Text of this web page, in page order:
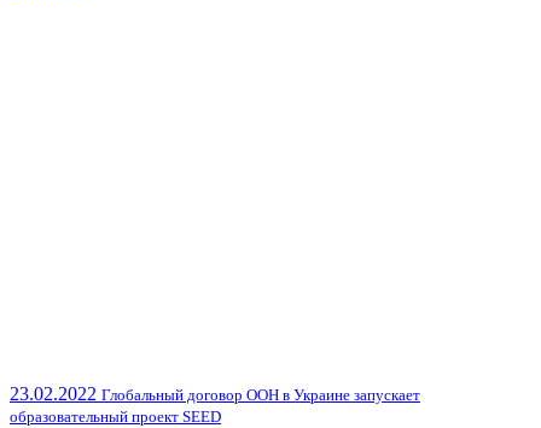
23.02.2022 Глобальный договор ООН в Украине запускает
образовательный проект SEED